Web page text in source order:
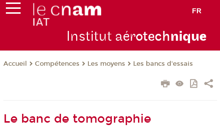
FR
Institut aérotechnique
Accueil Compétences Les moyens Les bancs d'essais
Le banc de tomographie